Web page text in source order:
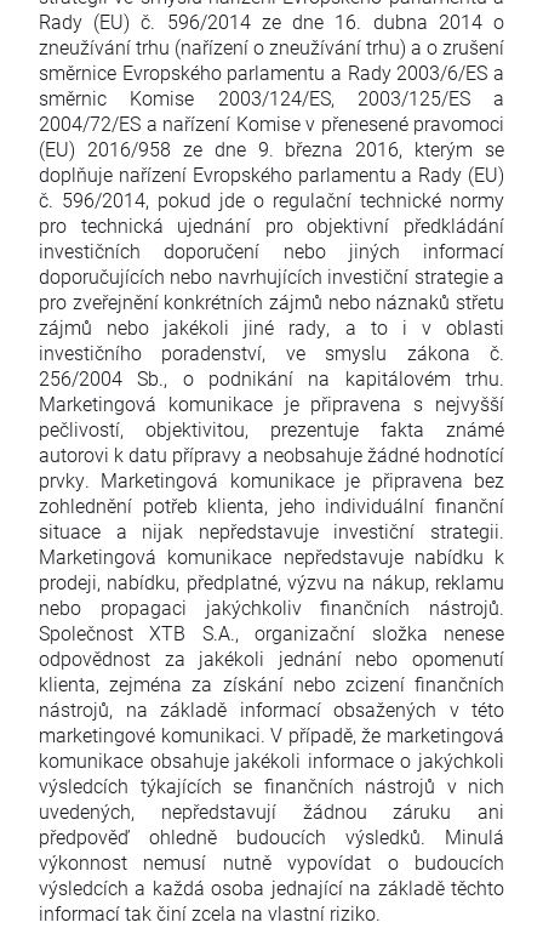
Rady (EU) č. 596/2014 ze dne 16. dubna 2014 o
zneužívání trhu (nařízení o zneužívání trhu) a o zrušení
směrnice Evropského parlamentu a Rady 2003/6/ES a
směrnic Komise 2003/124/ES, 2003/125/ES a
2004/72/ES a nařízení Komise v přenesené pravomoci
(EU) 2016/958 ze dne 9. března 2016, kterým se
doplňuje nařízení Evropského parlamentu a Rady (EU)
č. 596/2014, pokud jde o regulační technické normy
pro technická ujednání pro objektivní předkládání
investičních doporučení nebo jiných informací
doporučujících nebo navrhujících investiční strategie a
pro zveřejnění konkrétních zájmů nebo náznaků střetu
zájmů nebo jakékoli jiné rady, a to i v oblasti
investičního poradenství, ve smyslu zákona č.
256/2004 Sb., o podnikání na kapitálovém trhu.
Marketingová komunikace je připravena s nejvyšší
pečlivostí, objektivitou, prezentuje fakta známé
autorovi k datu přípravy a neobsahuje žádné hodnotící
prvky. Marketingová komunikace je připravena bez
zohlednění potřeb klienta, jeho individuální finanční
situace a nijak nepředstavuje investiční strategii.
Marketingová komunikace nepředstavuje nabídku k
prodeji, nabídku, předplatné, výzvu na nákup, reklamu
nebo propagaci jakýchkoliv finančních nástrojů.
Společnost XTB S.A., organizační složka nenese
odpovědnost za jakékoli jednání nebo opomenutí
klienta, zejména za získání nebo zcizení finančních
nástrojů, na základě informací obsažených v této
marketingové komunikaci. V případě, že marketingová
komunikace obsahuje jakékoli informace o jakýchkoli
výsledcích týkajících se finančních nástrojů v nich
uvedených, nepředstavují žádnou záruku ani
předpověď ohledně budoucích výsledků. Minulá
výkonnost nemusí nutně vypovídat o budoucích
výsledcích a každá osoba jednající na základě těchto
informací tak činí zcela na vlastní riziko.